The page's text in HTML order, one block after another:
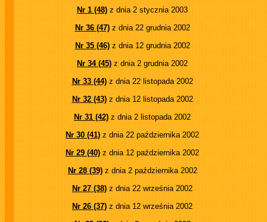
Nr 1 (48) z dnia 2 stycznia 2003
Nr 36 (47)z dnia 22 grudnia 2002
Nr 35 (46)z dnia 12 grudnia 2002
Nr 34 (45) z dnia 2 grudnia 2002
Nr 33 (44)z dnia 22 listopada 2002
Nr 32 (43)z dnia 12 listopada 2002
Nr 31 (42) z dnia 2 listopada 2002
Nr 30 (41) z dnia 22 października 2002
Nr 29 (40) z dnia 12 października 2002
Nr 28 (39)z dnia 2 października 2002
Nr 27 (38) z dnia 22 września 2002
Nr 26 (37) z dnia 12 września 2002